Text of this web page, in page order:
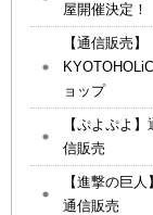
屋開催決定！
【通信販売】
ョップ
【ぷよぷよ】
信販売
【進撃の巨人】
通信販売